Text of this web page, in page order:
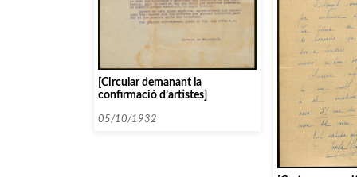
[Circular demanant la
confirmació d’artistes]
05/10/1932